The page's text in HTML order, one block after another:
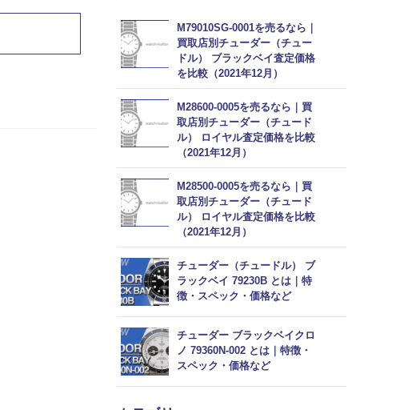
M79010SG-0001を売るなら｜
買取店別チューダー（チュー
ドル） ブラックベイ査定価格
を比較（2021年12月）
M28600-0005を売るなら｜買
取店別チューダー（チュード
ル） ロイヤル査定価格を比較
（2021年12月）
M28500-0005を売るなら｜買
取店別チューダー（チュード
ル） ロイヤル査定価格を比較
（2021年12月）
チューダー（チュードル） ブ
ラックベイ 79230B とは｜特
徴・スペック・価格など
チューダー ブラックベイクロ
ノ 79360N-002 とは｜特徴・
スペック・価格など